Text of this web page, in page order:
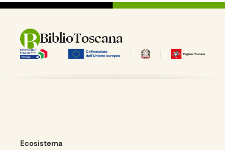
BiblioToscana
Ecosistema